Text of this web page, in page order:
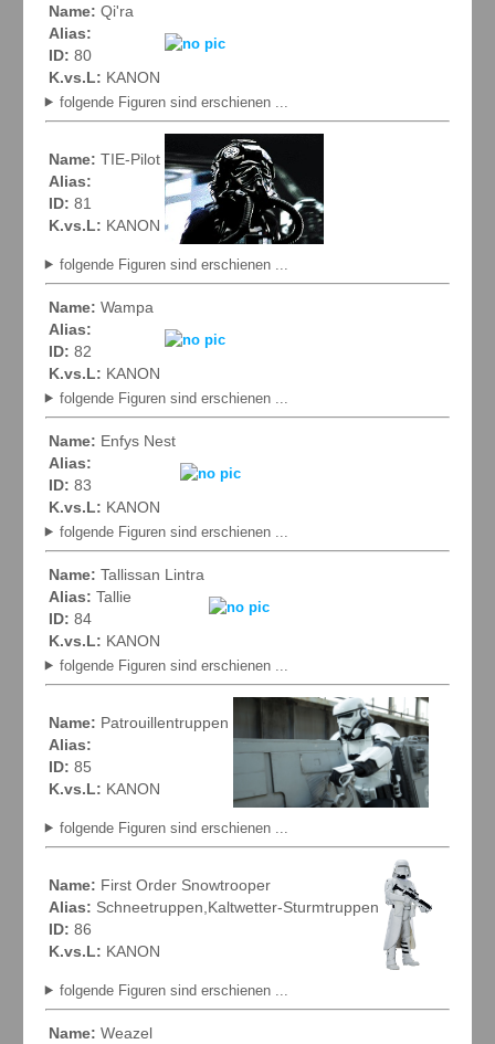
Name: Qi'ra
Alias:
ID: 80
K.vs.L: KANON
folgende Figuren sind erschienen ...
Name: TIE-Pilot
Alias:
ID: 81
K.vs.L: KANON
folgende Figuren sind erschienen ...
Name: Wampa
Alias:
ID: 82
K.vs.L: KANON
folgende Figuren sind erschienen ...
Name: Enfys Nest
Alias:
ID: 83
K.vs.L: KANON
folgende Figuren sind erschienen ...
Name: Tallissan Lintra
Alias: Tallie
ID: 84
K.vs.L: KANON
folgende Figuren sind erschienen ...
Name: Patrouillentruppen
Alias:
ID: 85
K.vs.L: KANON
folgende Figuren sind erschienen ...
Name: First Order Snowtrooper
Alias: Schneetruppen,Kaltwetter-Sturmtruppen
ID: 86
K.vs.L: KANON
folgende Figuren sind erschienen ...
Name: Weazel